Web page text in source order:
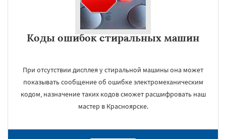
Коды ошибок стиральных машин
При отсутствии дисплея у стиральной машины она может
показывать сообщение об ошибке электромеханическим
кодом, назначение таких кодов сможет расшифровать наш
мастер в Красноярске.